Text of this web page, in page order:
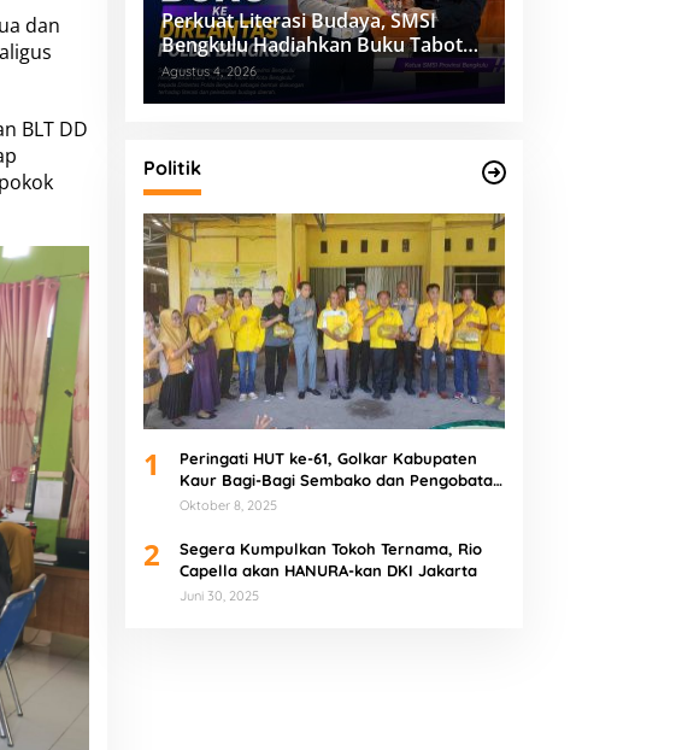
dan
BLT DD
Perkuat Literasi Budaya, SMSI
Bengkulu Hadiahkan Buku Tabot
untuk Dirlantas Polda
Agustus 4, 2026
Politik
1
Peringati HUT ke-61, Golkar Kabupaten
Kaur Bagi-Bagi Sembako dan Pengobatan
Gratis
Oktober 8, 2025
2
Segera Kumpulkan Tokoh Ternama, Rio
Capella akan HANURA-kan DKI Jakarta
Juni 30, 2025